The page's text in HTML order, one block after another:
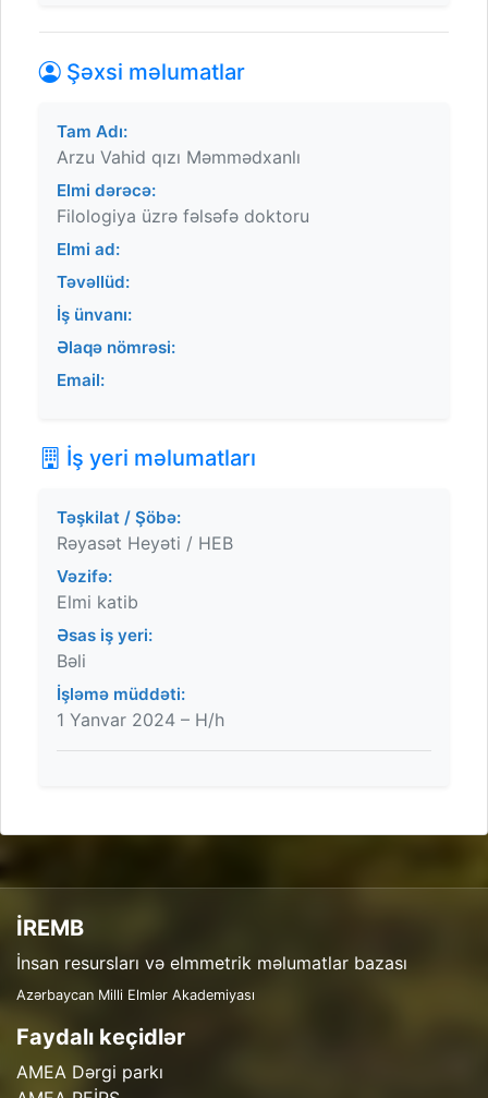
Şəxsi məlumatlar
Tam Adı:
Arzu Vahid qızı Məmmədxanlı
Elmi dərəcə:
Filologiya üzrə fəlsəfə doktoru
Elmi ad:
Təvəllüd:
İş ünvanı:
Əlaqə nömrəsi:
Email:
İş yeri məlumatları
Təşkilat / Şöbə:
Rəyasət Heyəti / HEB
Vəzifə:
Elmi katib
Əsas iş yeri:
Bəli
İşləmə müddəti:
1 Yanvar 2024 – H/h
İREMB
İnsan resursları və elmmetrik məlumatlar bazası
Azərbaycan Milli Elmlər Akademiyası
Faydalı keçidlər
AMEA Dərgi parkı